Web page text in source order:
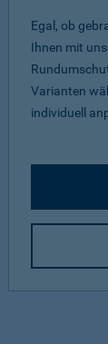
Egal, ob
Ihnen mit
Varianten
individuell